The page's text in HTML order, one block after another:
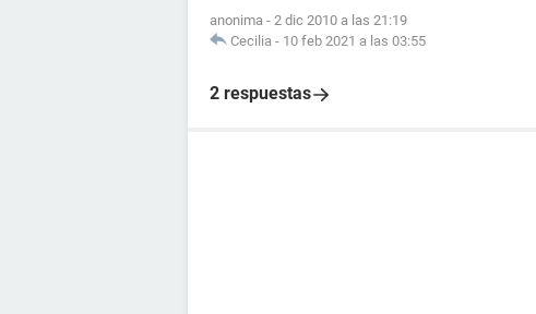
anonima - 2 dic 2010 a las 21:19
Cecilia - 10 feb 2021 a las 03:55
2 respuestas